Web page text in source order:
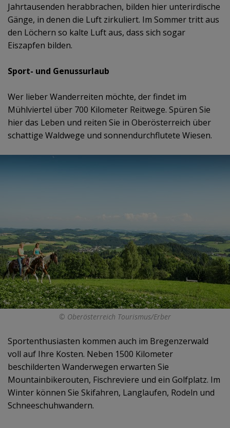
Jahrtausenden herabbrachen, bilden hier unterirdische
Gänge, in denen die Luft zirkuliert. Im Sommer tritt aus
den Löchern so kalte Luft aus, dass sich sogar
Eiszapfen bilden.
Sport- und Genussurlaub
Wer lieber Wanderreiten möchte, der findet im
Mühlviertel über 700 Kilometer Reitwege. Spüren Sie
hier das Leben und reiten Sie in Oberösterreich über
schattige Waldwege und sonnendurchflutete Wiesen.
© Oberösterreich Tourismus/Erber
Sportenthusiasten kommen auch im Bregenzerwald
voll auf Ihre Kosten. Neben 1500 Kilometer
beschilderten Wanderwegen erwarten Sie
Mountainbikerouten, Fischreviere und ein Golfplatz. Im
Winter können Sie Skifahren, Langlaufen, Rodeln und
Schneeschuhwandern.